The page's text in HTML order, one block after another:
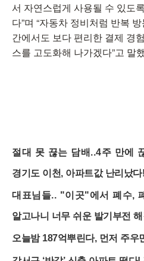
서 자연스럽게 사용될 수 있도
다”며 “자동차 정비처럼 반복
간에서도 보다 편리한 결제 경
스를 고도화해 나가겠다”고 말